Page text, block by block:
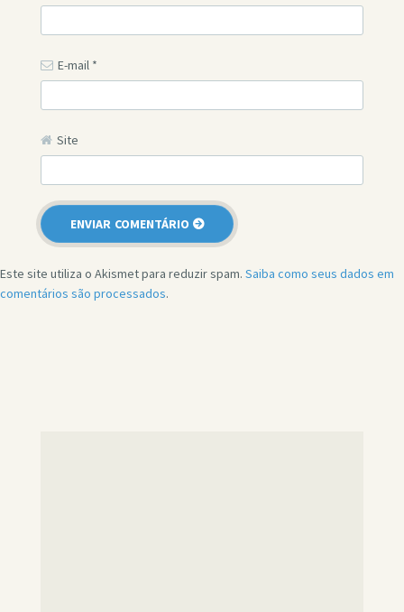
E-mail *
Site
Este site utiliza o Akismet para reduzir spam. Saiba como seus dados em
comentários são processados.